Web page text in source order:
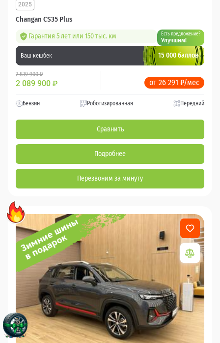
Changan CS35 Plus
2025
Гарантия 5 лет или 150 тыс. км Есть предложение?
Улучшим!
Ваш кешбек 15 000 баллов
2 839 900 ₽
2 089 900 ₽ от 26 291 ₽/мес
Бензин Роботизированная Передний
Сравнить
Подробнее
Перезвоним за минуту